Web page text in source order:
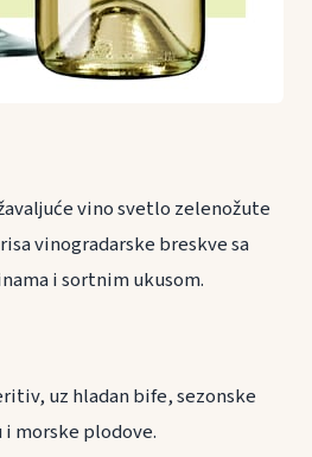
vino svetlo zelenožute
vinogradarske breskve sa
i sortnim ukusom.
uz hladan bife, sezonske
i morske plodove.